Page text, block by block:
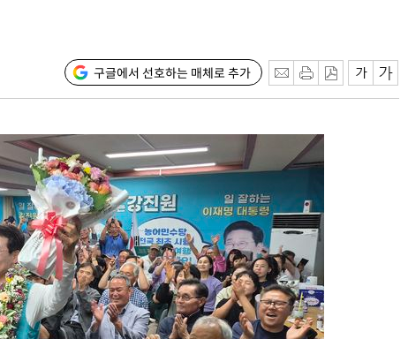
구글에서 선호하는 매체로 추가